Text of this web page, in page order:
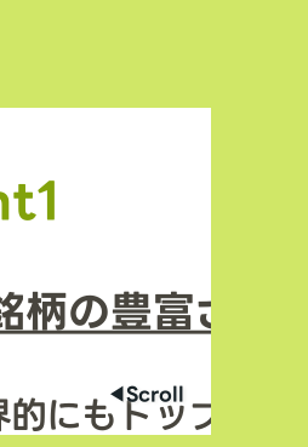
の豊富さ
にもトップクラ
◀︎Scroll